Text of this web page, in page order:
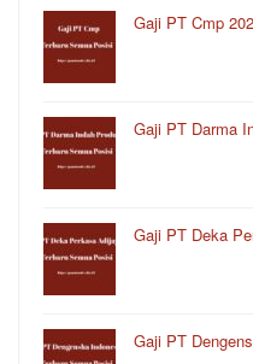
Gaji PT Cmp
Gaji PT Darma
Gaji PT Deka
Gaji PT